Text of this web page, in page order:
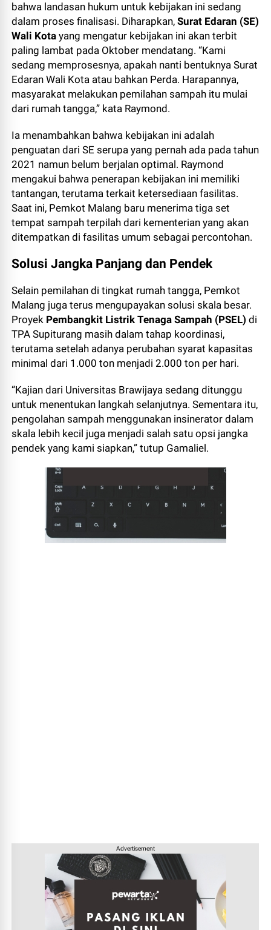
bahwa landasan hukum untuk kebijakan ini sedang
dalam proses finalisasi. Diharapkan,Surat Edaran (SE)
Wali Kota yang mengatur kebijakan ini akan terbit
paling lambat pada Oktober mendatang. “Kami
sedang memprosesnya, apakah nanti bentuknya Surat
Edaran Wali Kota atau bahkan Perda. Harapannya,
masyarakat melakukan pemilahan sampah itu mulai
dari rumah tangga,” kata Raymond.
Ia menambahkan bahwa kebijakan ini adalah
penguatan dari SE serupa yang pernah ada pada tahun
2021 namun belum berjalan optimal. Raymond
mengakui bahwa penerapan kebijakan ini memiliki
tantangan, terutama terkait ketersediaan fasilitas.
Saat ini, Pemkot Malang baru menerima tiga set
tempat sampah terpilah dari kementerian yang akan
ditempatkan di fasilitas umum sebagai percontohan.
Solusi Jangka Panjang dan Pendek
Selain pemilahan di tingkat rumah tangga, Pemkot
Malang juga terus mengupayakan solusi skala besar.
Proyek Pembangkit Listrik Tenaga Sampah (PSEL) di
TPA Supiturang masih dalam tahap koordinasi,
terutama setelah adanya perubahan syarat kapasitas
minimal dari 1.000 ton menjadi 2.000 ton per hari.
“Kajian dari Universitas Brawijaya sedang ditunggu
untuk menentukan langkah selanjutnya. Sementara itu,
pengolahan sampah menggunakan insinerator dalam
skala lebih kecil juga menjadi salah satu opsi jangka
pendek yang kami siapkan,” tutup Gamaliel.
Advertisement